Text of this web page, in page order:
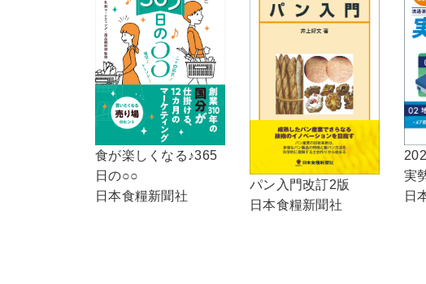
食が楽しくなる♪365
日の○○
日本食糧新聞社
パン入門改訂2版
日本食糧新聞社
実
日